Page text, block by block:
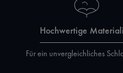
Hochwertige
Für ein unvergleichliches